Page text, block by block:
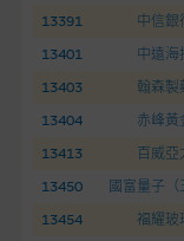
13391
中信銀
13401
中遠海
13403
翰森製
13404
赤峰黃
13413
百威亞
13450
國富量子（
13454
福耀玻
理集團對此等網站
適，不作任何聲明
接的第三者查詢。
三者推介本網站。
本網站雖連接第三
權。